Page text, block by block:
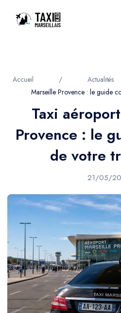
Nos services
Nos services
Taxis Aéroport
Trajet Gare SNCF
Trajet Port croisière
Trajet Santé
Trajet Longue Distance
Taxis aéroport
Réservation
Contactez-nous
Accueil / Actualités
Marseille Provence : le guide
Taxi
Provence : le
de votre
21/05/